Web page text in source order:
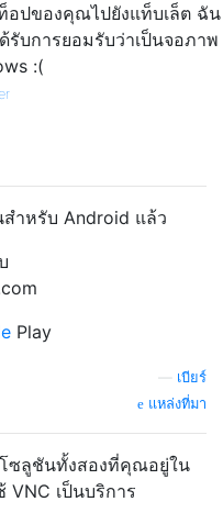
อปของคุณไปยังแท็บเล็ต ฉัน
รับการยอมรับว่าเป็นจอภาพ
:(
ำหรับ Android แล้ว
Play
เบียร์
แหล่งที่มา
ซลูชันทั้งสองที่คุณอยู่ใน
VNC เป็นบริการ